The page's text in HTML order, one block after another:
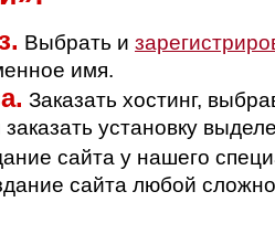
Выбрать и
имя.
Заказать хостинг,
установку
сайта у нашего
сайта любой